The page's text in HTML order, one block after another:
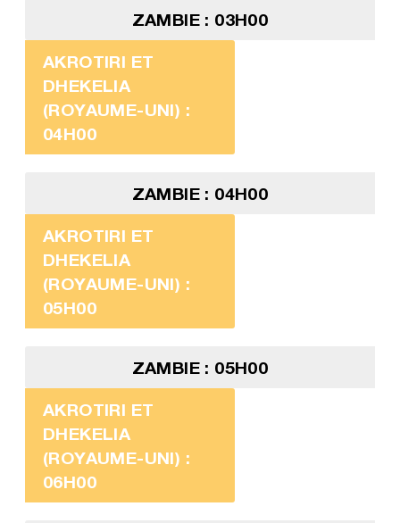
ZAMBIE : 03H00
AKROTIRI ET
DHEKELIA
(ROYAUME-UNI) :
04H00
ZAMBIE : 04H00
AKROTIRI ET
DHEKELIA
(ROYAUME-UNI) :
05H00
ZAMBIE : 05H00
AKROTIRI ET
DHEKELIA
(ROYAUME-UNI) :
06H00